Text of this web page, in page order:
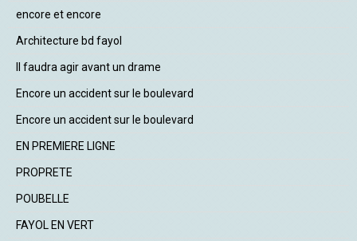
encore et encore
Architecture bd fayol
Il faudra agir avant un drame
Encore un accident sur le boulevard
Encore un accident sur le boulevard
EN PREMIERE LIGNE
PROPRETE
POUBELLE
FAYOL EN VERT